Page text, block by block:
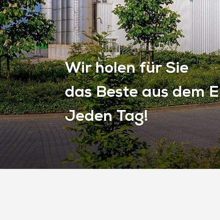
Wir holen für Sie
das Beste aus dem
Jeden Tag!